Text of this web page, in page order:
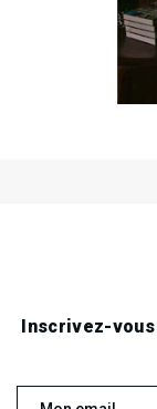
2016
Inscrivez-